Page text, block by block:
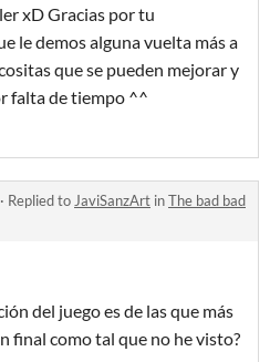
xD Gracias por tu
le demos alguna vuelta más a
que se pueden mejorar y
falta de tiempo ^^
· Replied toJaviSanzArt inThe bad bad
del juego es de las que más
final como tal que no he visto?